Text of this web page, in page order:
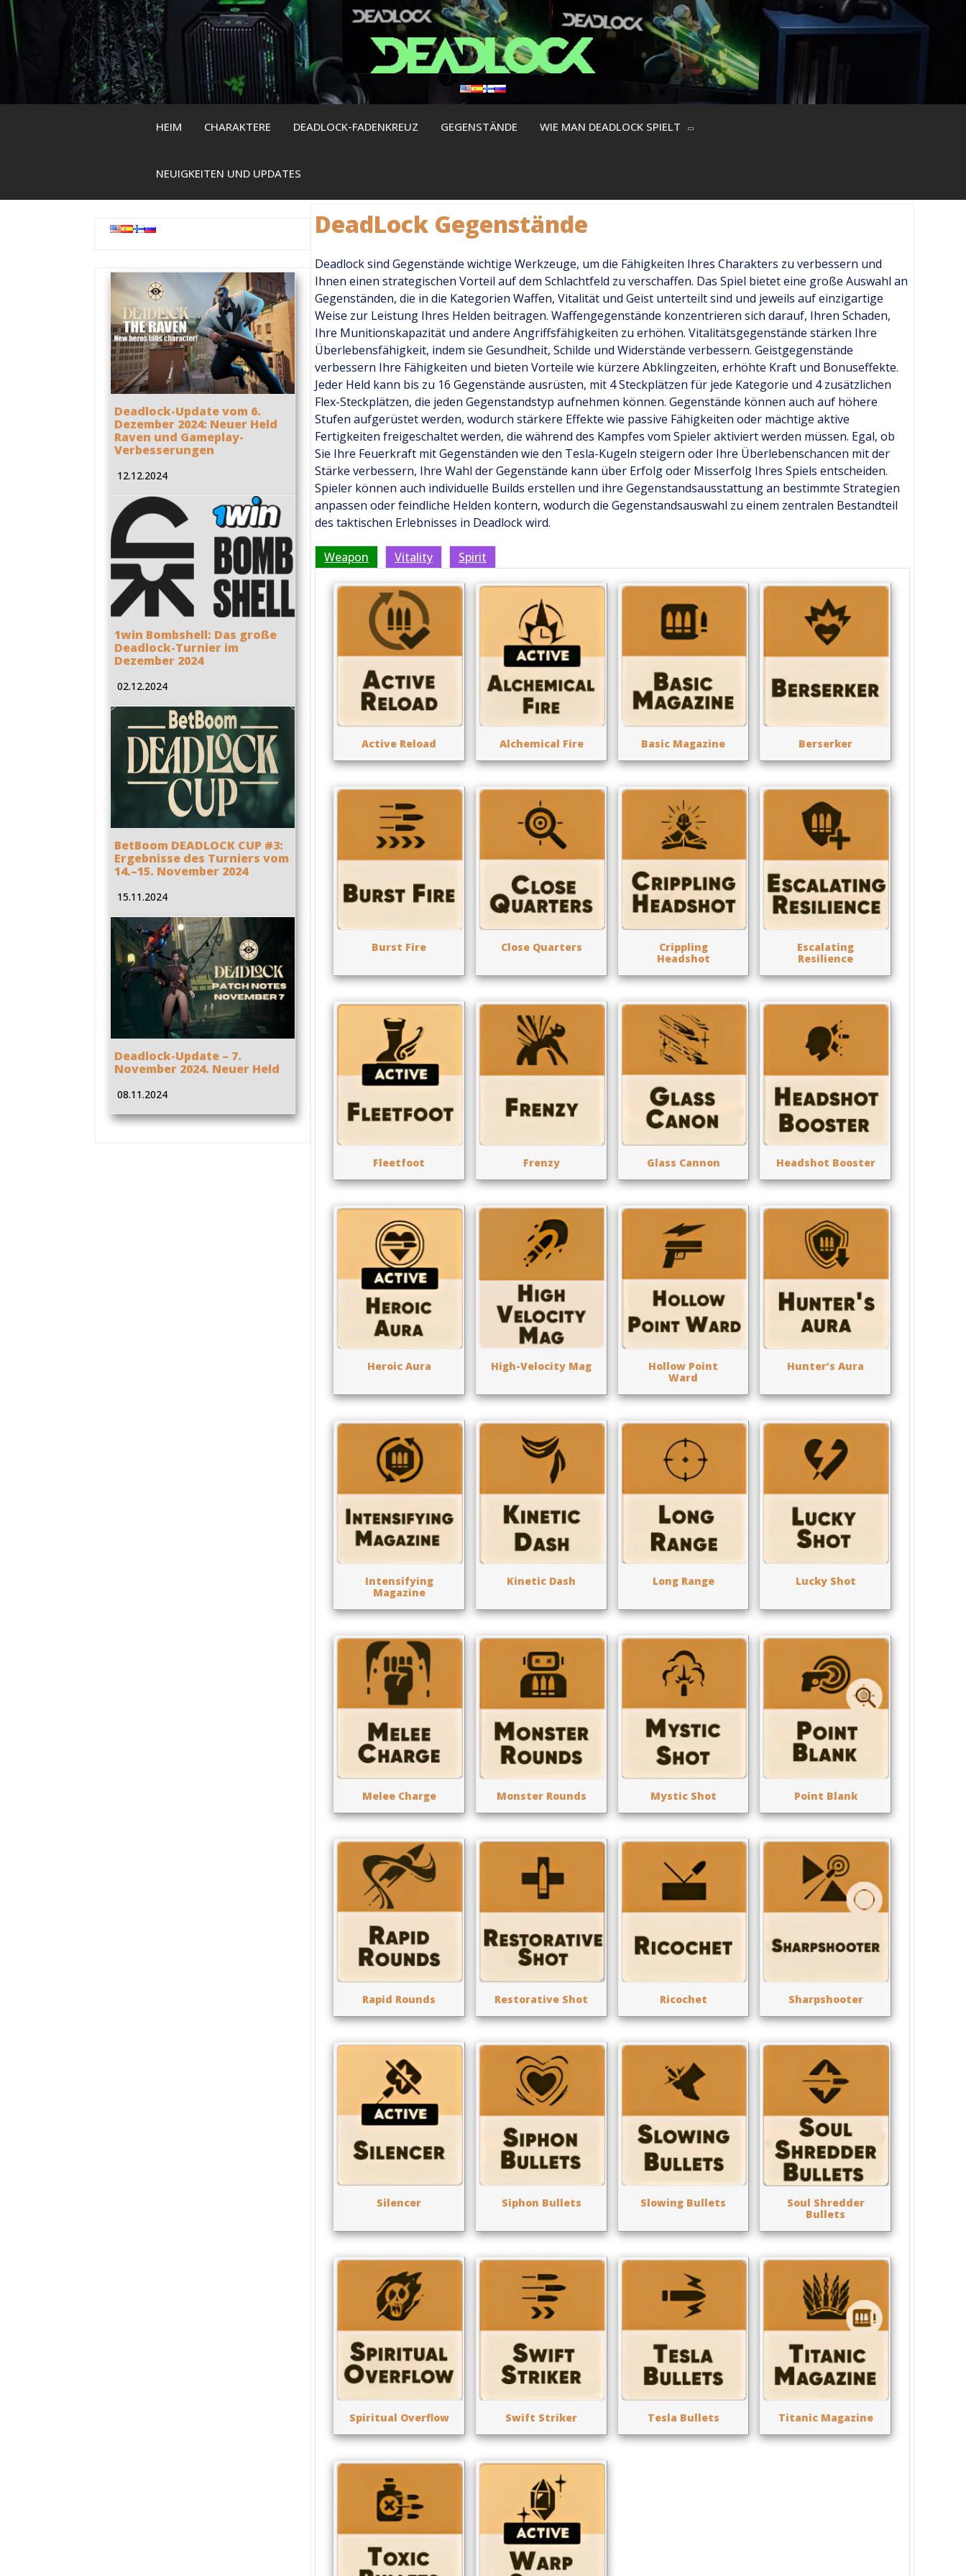
Skip
content
HEIM CHARAKTERE DEADLOCK-FADENKREUZ GEGENSTÄNDE WIE MAN DEADLOCK SPIELT
NEUIGKEITEN UND UPDATES
DeadLock Gegenstände
Deadlock sind Gegenstände wichtige Werkzeuge, um die Fähigkeiten Ihres Charakters zu verbessern und
Ihnen einen strategischen Vorteil auf dem Schlachtfeld zu verschaffen. Das Spiel bietet eine große Auswahl an
Gegenständen, die in die Kategorien Waffen, Vitalität und Geist unterteilt sind und jeweils auf einzigartige
Weise zur Leistung Ihres Helden beitragen. Waffengegenstände konzentrieren sich darauf, Ihren Schaden,
Ihre Munitionskapazität und andere Angriffsfähigkeiten zu erhöhen. Vitalitätsgegenstände stärken Ihre
Überlebensfähigkeit, indem sie Gesundheit, Schilde und Widerstände verbessern. Geistgegenstände
verbessern Ihre Fähigkeiten und bieten Vorteile wie kürzere Abklingzeiten, erhöhte Kraft und Bonuseffekte.
Jeder Held kann bis zu 16 Gegenstände ausrüsten, mit 4 Steckplätzen für jede Kategorie und 4 zusätzlichen
Flex-Steckplätzen, die jeden Gegenstandstyp aufnehmen können. Gegenstände können auch auf höhere
Stufen aufgerüstet werden, wodurch stärkere Effekte wie passive Fähigkeiten oder mächtige aktive
Fertigkeiten freigeschaltet werden, die während des Kampfes vom Spieler aktiviert werden müssen. Egal, ob
Sie Ihre Feuerkraft mit Gegenständen wie den Tesla-Kugeln steigern oder Ihre Überlebenschancen mit der
Stärke verbessern, Ihre Wahl der Gegenstände kann über Erfolg oder Misserfolg Ihres Spiels entscheiden.​
Spieler können auch individuelle Builds erstellen und ihre Gegenstandsausstattung an bestimmte Strategien
anpassen oder feindliche Helden kontern, wodurch die Gegenstandsauswahl zu einem zentralen Bestandteil
des taktischen Erlebnisses in Deadlock wird.​
Weapon Vitality Spirit
Active Reload Alchemical Fire Basic Magazine Berserker
Burst Fire Close Quarters
Crippling
Headshot
Escalating
Resilience
Fleetfoot Frenzy Glass Cannon Headshot Booster
Heroic Aura High-Velocity Mag
Hollow Point
Ward
Hunter’s Aura
Intensifying
Magazine
Kinetic Dash Long Range Lucky Shot
Melee Charge Monster Rounds Mystic Shot Point Blank
Rapid Rounds Restorative Shot Ricochet Sharpshooter
Silencer Siphon Bullets Slowing Bullets
Soul Shredder
Bullets
Spiritual Overflow Swift Striker Tesla Bullets Titanic Magazine
Deadlock-Update vom 6.
Dezember 2024: Neuer Held
Raven und Gameplay-
Verbesserungen
12.12.2024
1win Bombshell: Das große
Deadlock-Turnier im
Dezember 2024
02.12.2024
BetBoom DEADLOCK CUP #3:
Ergebnisse des Turniers vom
14.–15. November 2024
15.11.2024
Deadlock-Update – 7.
November 2024. Neuer Held
08.11.2024